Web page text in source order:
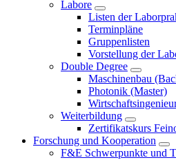
Labore
Listen der
Terminpläne
Gruppenlisten
Vorstellung der
Double Degree
Maschinenbau
Photonik (Master)
Weiterbildung
Zertifikatskurs
Forschung und Kooperation
F&E Schwerpunkte und